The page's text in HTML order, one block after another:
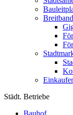
Städt. Betriebe
Bauhof